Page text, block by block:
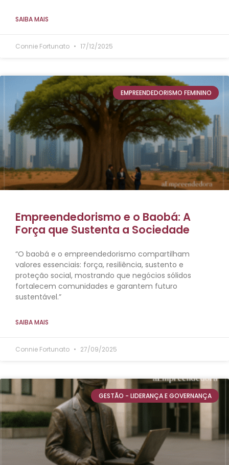
SAIBA MAIS
Connie Fortunato 17/12/2025
EMPREENDEDORISMO FEMININO
Empreendedorismo e o Baobá: A
Força que Sustenta a Sociedade
“O baobá e o empreendedorismo compartilham
valores essenciais: força, resiliência, sustento e
proteção social, mostrando que negócios sólidos
fortalecem comunidades e garantem futuro
sustentável.”
SAIBA MAIS
Connie Fortunato 27/09/2025
GESTÃO - LIDERANÇA E GOVERNANÇA